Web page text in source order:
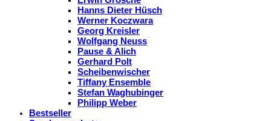
Hanns Dieter Hüsch
Werner Koczwara
Georg Kreisler
Wolfgang Neuss
Pause & Alich
Gerhard Polt
Scheibenwischer
Tiffany Ensemble
Stefan Waghubinger
Philipp Weber
Bestseller